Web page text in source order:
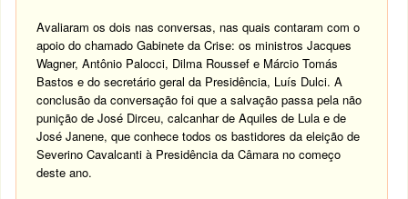
Avaliaram os dois nas conversas, nas quais contaram com o
apoio do chamado Gabinete da Crise: os ministros Jacques
Wagner, Antônio Palocci, Dilma Roussef e Márcio Tomás
Bastos e do secretário geral da Presidência, Luís Dulci. A
conclusão da conversação foi que a salvação passa pela não
punição de José Dirceu, calcanhar de Aquiles de Lula e de
José Janene, que conhece todos os bastidores da eleição de
Severino Cavalcanti à Presidência da Câmara no começo
deste ano.